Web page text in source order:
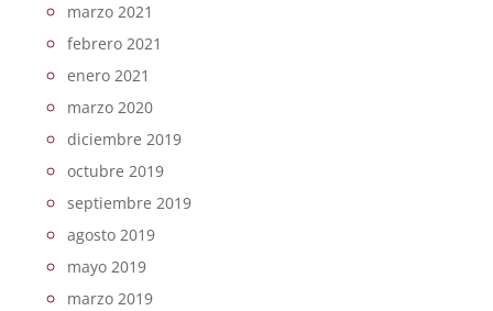
marzo 2021
febrero 2021
enero 2021
marzo 2020
diciembre 2019
octubre 2019
septiembre 2019
agosto 2019
mayo 2019
marzo 2019